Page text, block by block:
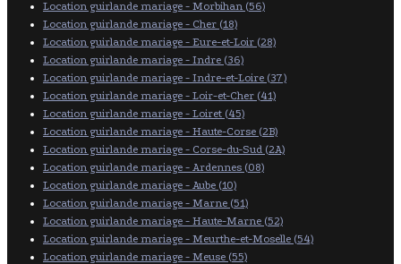
Location guirlande mariage - Morbihan (56)
Location guirlande mariage - Cher (18)
Location guirlande mariage - Eure-et-Loir (28)
Location guirlande mariage - Indre (36)
Location guirlande mariage - Indre-et-Loire (37)
Location guirlande mariage - Loir-et-Cher (41)
Location guirlande mariage - Loiret (45)
Location guirlande mariage - Haute-Corse (2B)
Location guirlande mariage - Corse-du-Sud (2A)
Location guirlande mariage - Ardennes (08)
Location guirlande mariage - Aube (10)
Location guirlande mariage - Marne (51)
Location guirlande mariage - Haute-Marne (52)
Location guirlande mariage - Meurthe-et-Moselle (54)
Location guirlande mariage - Meuse (55)